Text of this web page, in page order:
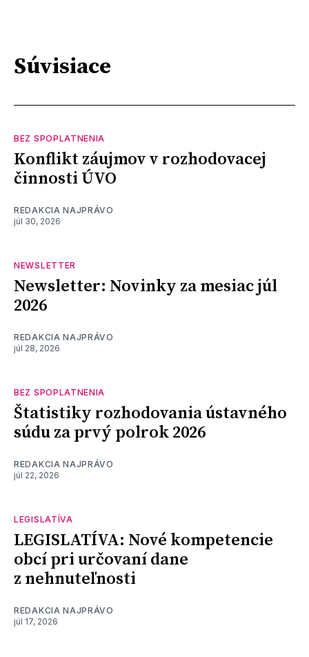
Súvisiace
BEZ SPOPLATNENIA
Konflikt záujmov v rozhodovacej
činnosti ÚVO
REDAKCIA NAJPRÁVO
júl 30, 2026
NEWSLETTER
Newsletter: Novinky za mesiac júl
2026
REDAKCIA NAJPRÁVO
júl 28, 2026
BEZ SPOPLATNENIA
Štatistiky rozhodovania ústavného
súdu za prvý polrok 2026
REDAKCIA NAJPRÁVO
júl 22, 2026
LEGISLATÍVA
LEGISLATÍVA: Nové kompetencie
obcí pri určovaní dane
z nehnuteľnosti
REDAKCIA NAJPRÁVO
júl 17, 2026